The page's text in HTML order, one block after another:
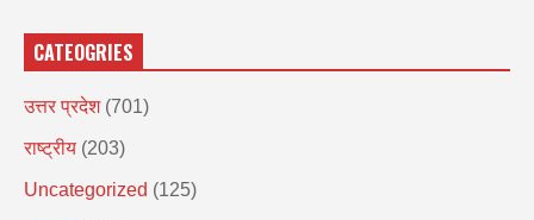
CATEOGRIES
उत्तर प्रदेश (701)
राष्ट्रीय (203)
Uncategorized (125)